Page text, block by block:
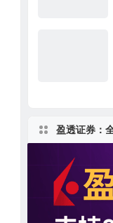
盈透证券：